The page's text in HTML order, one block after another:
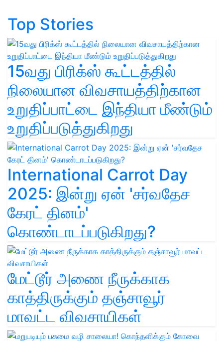
Top Stories
15வது பிரிக்ஸ் கூட்டத்தில்
நிலையான விவசாயத்திற்கான
உறுதிப்பாட்டை இந்தியா மீண்டும்
உறுதிப்படுத்துகிறது
International Carrot Day
2025: இன்று ஏன் 'சர்வதேச
கேரட் தினம்'
கொண்டாடப்படுகிறது?
மேட்டூர் அணை நீருக்காக
காத்திருக்கும் தஞ்சாவூர்
மாவட்ட விவசாயிகள்